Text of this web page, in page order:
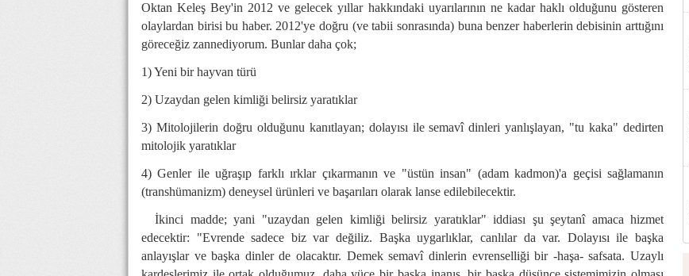
Oktan Keleş Bey'in 2012 ve gelecek yıllar hakkındaki uyarılarının ne kadar haklı olduğunu gösteren
olaylardan birisi bu haber. 2012'ye doğru (ve tabii sonrasında) buna benzer haberlerin debisinin arttığını
göreceğiz zannediyorum. Bunlar daha çok;
1) Yeni bir hayvan türü
2) Uzaydan gelen kimliği belirsiz yaratıklar
3) Mitolojilerin doğru olduğunu kanıtlayan; dolayısı ile semavî dinleri yanlışlayan, "tu kaka" dedirten
mitolojik yaratıklar
4) Genler ile uğraşıp farklı ırklar çıkarmanın ve "üstün insan" (adam kadmon)'a geçisi sağlamanın
(transhümanizm) deneysel ürünleri ve başarıları olarak lanse edilebilecektir.
İkinci madde; yani "uzaydan gelen kimliği belirsiz yaratıklar" iddiası şu şeytanî amaca hizmet
edecektir: "Evrende sadece biz var değiliz. Başka uygarlıklar, canlılar da var. Dolayısı ile başka
anlayışlar ve başka dinler de olacaktır. Demek semavî dinlerin evrenselliği bir -haşa- safsata. Uzaylı